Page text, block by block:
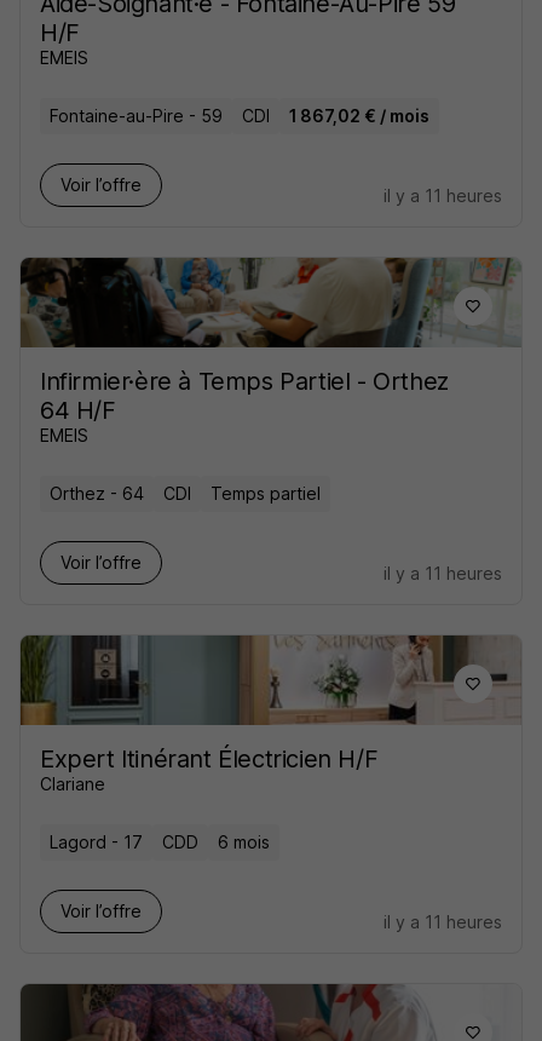
H/F
EMEIS
Fontaine-au-Pire - 59 CDI 1 867,02 € / mois
Voir l’offre
il y a 11 heures
Infirmier·ère à Temps Partiel - Orthez
64 H/F
EMEIS
Orthez - 64 CDI Temps partiel
Voir l’offre
il y a 11 heures
Expert Itinérant Électricien H/F
Clariane
Lagord - 17 CDD 6 mois
Voir l’offre
il y a 11 heures